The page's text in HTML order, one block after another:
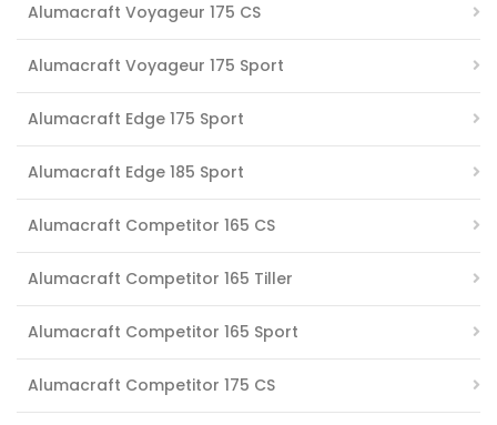
Alumacraft Voyageur 175 CS
Alumacraft Voyageur 175 Sport
Alumacraft Edge 175 Sport
Alumacraft Edge 185 Sport
Alumacraft Competitor 165 CS
Alumacraft Competitor 165 Tiller
Alumacraft Competitor 165 Sport
Alumacraft Competitor 175 CS